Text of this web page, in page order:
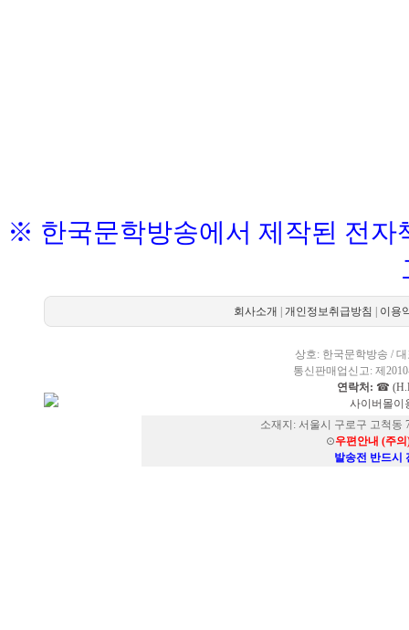
※ 한국문학방송에서 제작된 전자
회사소개 개인정보취급방침 이용
상호: 한국문학방송 /
통신판매업신고: 제
연락처: ☎
사이버몰이
소재지: 서울시 구로구 고척동
⊙우편안내 (주
발송전 반드시